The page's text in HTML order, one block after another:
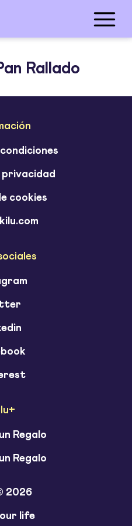
Rallado
privacidad
cookies
Regalo
Regalo
2026
life